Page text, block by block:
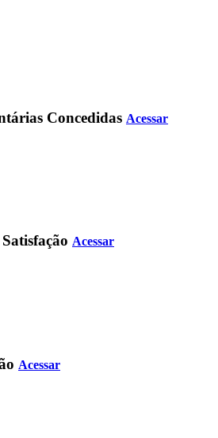
Concedidas Acessar
Acessar
Acessar